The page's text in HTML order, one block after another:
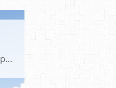
Association de Formation Médicale Continue - Formation et Informations Médicales - ---------au service des professionnels de santé et de la santé ------------ depuis 1974